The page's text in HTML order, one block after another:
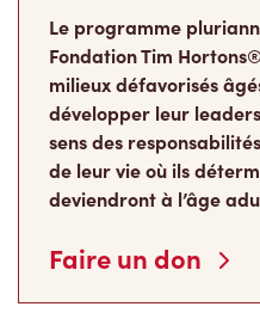
Le programme
Fondation Tim
milieux défavorisés
développer leur
sens des
de leur vie où ils
deviendront à l’âge
Faire un don